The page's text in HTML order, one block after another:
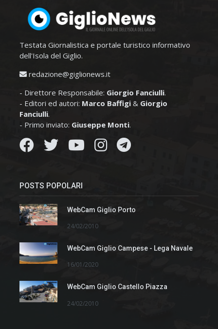
Testata Giornalistica e portale turistico informativo
dell'Isola del Giglio.
redazione@giglionews.it
- Direttore Responsabile: Giorgio Fanciulli.
- Editori ed autori: Marco Baffigi & Giorgio
Fanciulli.
- Primo inviato: Giuseppe Monti.
POSTS POPOLARI
WebCam Giglio Porto
24/02/2010
WebCam Giglio Campese - Lega Navale
16/01/2020
WebCam Giglio Castello Piazza
24/02/2010